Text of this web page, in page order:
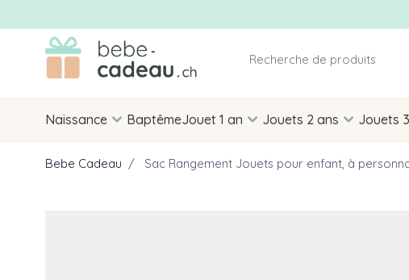
Allez au contenu
Naissance BaptêmeJouet 1 an Jouets 2 ans Jouets
Bebe Cadeau / Sac Rangement Jouets pour enfant, à